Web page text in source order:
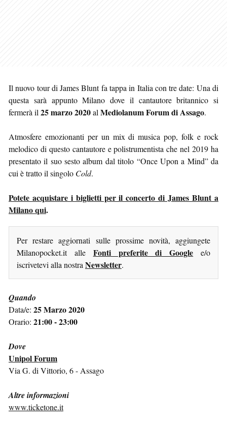
Il nuovo tour di James Blunt fa tappa in Italia con tre date: Una di
questa sarà appunto Milano dove il cantautore britannico si
fermerà il 25 marzo 2020al Mediolanum Forum di Assago.
Atmosfere emozionanti per un mix di musica pop, folk e rock
melodico di questo cantautore e polistrumentista che nel 2019 ha
presentato il suo sesto album dal titolo “Once Upon a Mind” da
cui è tratto il singolo Cold.
Potete acquistare i biglietti per il concerto di James Blunt a
Milano qui.
Per restare aggiornati sulle prossime novità, aggiungete
Milanopocket.it alle Fonti preferite di Google e/o
iscrivetevi alla nostra Newsletter.
Quando
Data/e: 25 Marzo 2020
Orario: 21:00 - 23:00
Dove
Unipol Forum
Via G. di Vittorio, 6 - Assago
Altre informazioni
www.ticketone.it